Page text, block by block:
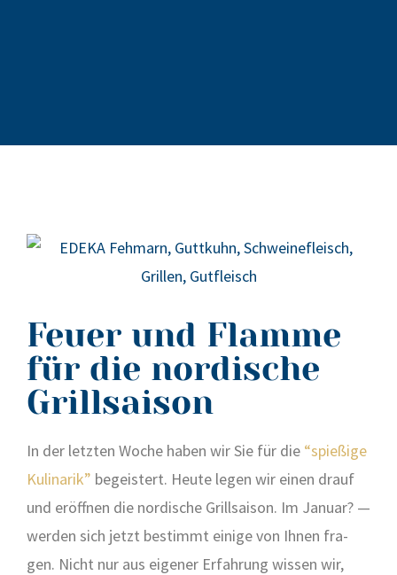
Feuer und Flamme
für die nordische
Grillsaison
In der letz­ten Woche haben wir Sie für die “spie­ßi­ge
Kuli­na­rik” begeis­tert. Heu­te legen wir einen drauf
und eröff­nen die nor­di­sche Grill­sai­son. Im Janu­ar? —
wer­den sich jetzt bestimmt eini­ge von Ihnen fra­
gen. Nicht nur aus eige­ner Erfah­rung wis­sen wir,